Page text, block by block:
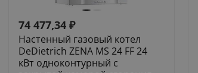
74 477,34 ₽
Настенный газовый котел
DeDietrich ZENA MS 24 FF 24
кВт одноконтурный с